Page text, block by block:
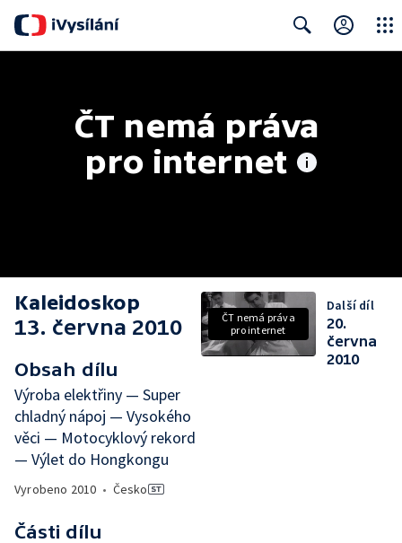
ČT nemá práva
pro internet
Kaleidoskop
13. června 2010
Obsah dílu
Výroba elektřiny — Super
chladný nápoj — Vysokého
věci — Motocyklový rekord
— Výlet do Hongkongu
Vyrobeno 2010 • Česko
Části dílu
ČT nemá práva
pro internet
Další díl
20.
června
2010